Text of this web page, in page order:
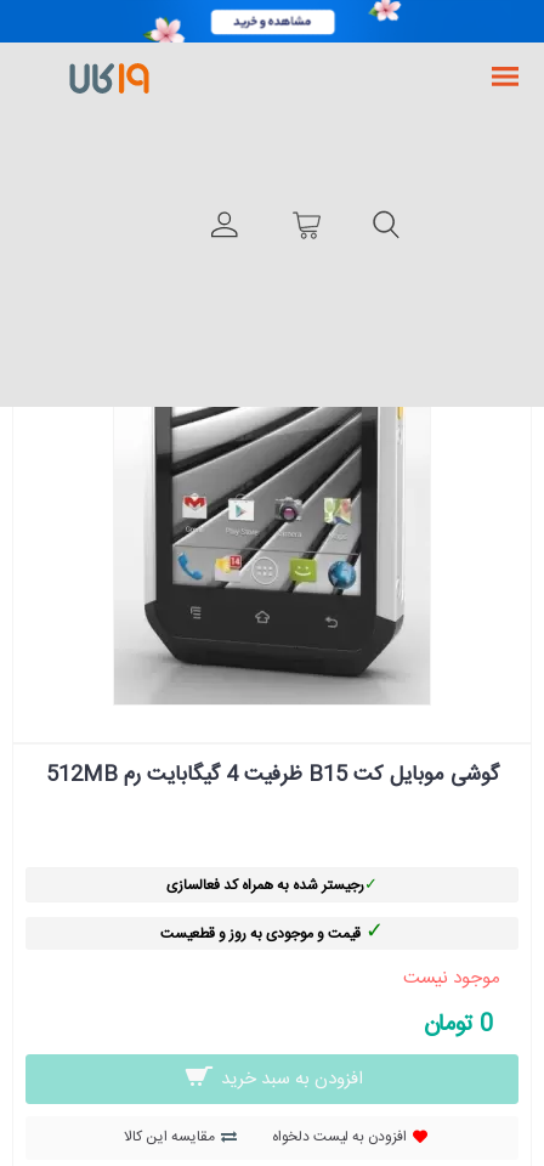
گوشی موبایل کت B15 ظرفیت 4 گیگابایت رم 512MB
✓رجیستر شده به همراه کد فعالسازی
✓ قیمت و موجودی به روز و قطعیست
موجود نیست
0 تومان
افزودن به سبد خرید
افزودن به لیست دلخواه مقایسه این کالا